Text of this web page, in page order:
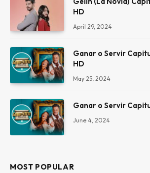
HD
April 29, 2024
Ganar o Servir
HD
May 25, 2024
Ganar o Servir
June 4, 2024
MOST POPULAR